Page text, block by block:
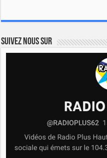
Suivez nous sur